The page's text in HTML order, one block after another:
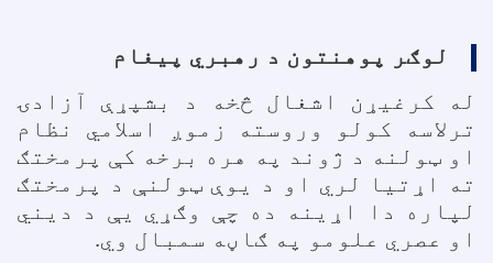
لوګر پوهنتون د رهبري پیغام
له کرغیړن اشغال څخه د بشپړې آزادۍ
ترلاسه کولو وروسته زموږ اسلامي نظام
او ټولنه د ژوند په هره برخه کې پرمختګ
ته اړتیا لري او د یوې ټولنې د پرمختګ
لپاره دا اړینه ده چې وګړي یې د دیني
او عصري علومو په ګاڼه سمبال وي.